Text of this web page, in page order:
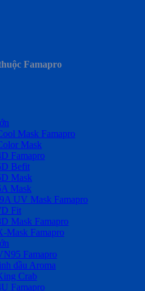
Famapro
Mask Famapro
Mask
Famapro
Befit
Mask
Mask
UV Mask Famapro
Fit
Mask Famapro
Mask Famapro
Famapro
dầu Aroma
Crab
Famapro